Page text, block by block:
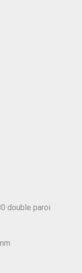
double paroi